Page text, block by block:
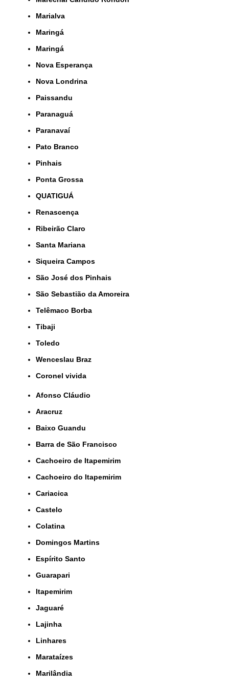
Marialva
Maringá
Maringá
Nova Esperança
Nova Londrina
Paissandu
Paranaguá
Paranavaí
Pato Branco
Pinhais
Ponta Grossa
QUATIGUÁ
Renascença
Ribeirão Claro
Santa Mariana
Siqueira Campos
São José dos Pinhais
São Sebastião da Amoreira
Telêmaco Borba
Tibaji
Toledo
Wenceslau Braz
coronel vivida
Afonso Cláudio
Aracruz
Baixo Guandu
Barra de São Francisco
Cachoeiro de Itapemirim
Cachoeiro do Itapemirim
Cariacica
Castelo
Colatina
Domingos Martins
Espírito Santo
Guarapari
Itapemirim
Jaguaré
Lajinha
Linhares
Marataízes
Marilândia